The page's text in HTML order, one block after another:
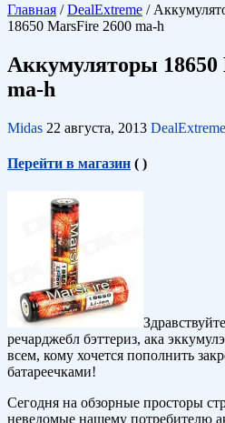
Главная / DealExtreme /
18650 MarsFire 2600 ma-h
Аккумуляторы 18650
ma-h
Midas 22 августа, 2013 DealExtreme
Перейти в магазин ( )
речарджебл бэттериз, ака
всем, кому хочется пополнить
батареечками!
Сегодня на обзорные просторы
неведомые нашему потребителю